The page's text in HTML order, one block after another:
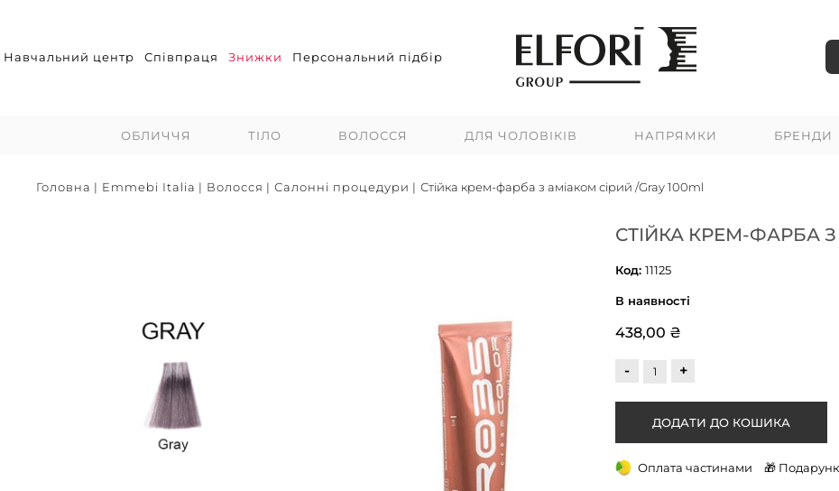
Навчальний центр Співпраця Знижки Персональний підбір
ОБЛИЧЧЯ ТІЛО ВОЛОССЯ ДЛЯ ЧОЛОВІКІВ НАПРЯМКИ БРЕНДИ
Головна | Emmebi Italia | Волосся | Салонні процедури | Стійка крем-фарба з аміаком сірий /Gray 100ml
СТІЙКА КРЕМ-ФАРБА З
Код: 11125
В наявності
438,00 ₴
- +
Оплата частинами 🎁